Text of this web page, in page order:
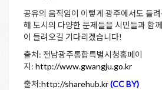
공유의 움직임이 이렇게 광주에서도 들
해 도시의 다양한 문제들을 시민들과 함
이 들려오길 기다리겠습니다!
출처: 전남광주통합특별시청홈페이
지: http://www.gwangju.go.kr
출처:http://sharehub.kr(CC BY)